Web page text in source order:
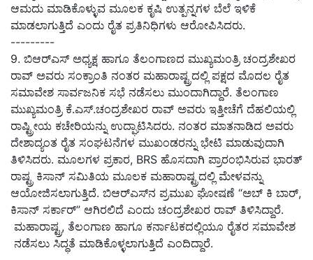
ಆಮದು ಮಾಡಿಕೊಳ್ಳುವ ಮೂಲಕ ಕೃಷಿ ಉತ್ಪನ್ನಗಳ ಬೆಲೆ ಇಳಿಕೆ
ಮಾಡಲಾಗುತ್ತಿದೆ ಎಂದು ರೈತ ಪ್ರತಿನಿಧಿಗಳು ಆರೋಪಿಸಿದರು.
---------
9. ಬಿಆರ್‌ಎಸ್ ಅಧ್ಯಕ್ಷ ಹಾಗೂ ತೆಲಂಗಾಣದ ಮುಖ್ಯಮಂತ್ರಿ ಚಂದ್ರಶೇಖರ
ರಾವ್ ಅವರು ಸಂಕ್ರಾಂತಿ ನಂತರ ಮಹಾರಾಷ್ಟ್ರದಲ್ಲಿ ಪಕ್ಷದ ಮೊದಲ ರೈತ
ಸಮಾವೇಶ ಸಾರ್ವಜನಿಕ ಸಭೆ ನಡೆಸಲು ಮುಂದಾಗಿದ್ದಾರೆ. ತೆಲಂಗಾಣ
ಮುಖ್ಯಮಂತ್ರಿ ಕೆ.ಎಸ್.ಚಂದ್ರಶೇಖರ ರಾವ್ ಅವರು ಇತ್ತೀಚೆಗೆ ದೆಹಲಿಯಲ್ಲಿ
ರಾಷ್ಟ್ರೀಯ ಕಚೇರಿಯನ್ನು ಉದ್ಘಾಟಿಸಿದರು. ನಂತರ ಮಾತನಾಡಿದ ಅವರು
ದೇಶಾದ್ಯಂತ ರೈತ ಸಂಘಟನೆಗಳ ಮುಖಂಡರನ್ನು ಭೇಟಿ ಮಾಡುವುದಾಗಿ
ತಿಳಿಸಿದರು. ಮೂಲಗಳ ಪ್ರಕಾರ, BRS ಹೊಸದಾಗಿ ಪ್ರಾರಂಭಿಸಿರುವ ಭಾರತ್
ರಾಷ್ಟ್ರ ಕಿಸಾನ್ ಸಮಿತಿಯ ಮೂಲಕ ಮಹಾರಾಷ್ಟ್ರದಲ್ಲಿ ಮೇಳವನ್ನು
ಆಯೋಜಿಸಲಾಗುತ್ತಿದೆ. ಬಿಆರ್‌ಎಸ್‌ನ ಪ್ರಮುಖ ಘೋಷಣೆ “ಅಬ್ ಕಿ ಬಾರ್,
ಕಿಸಾನ್ ಸರ್ಕಾರ್” ಆಗಿರಲಿದೆ ಎಂದು ಚಂದ್ರಶೇಖರ ರಾವ್ ತಿಳಿಸಿದ್ದಾರೆ.
ಮಹಾರಾಷ್ಟ್ರ, ತೆಲಂಗಾಣ ಹಾಗೂ ಕರ್ನಾಟಕದಲ್ಲಿಯೂ ರೈತರ ಸಮಾವೇಶ
ನಡೆಸಲು ಸಿದ್ಧತೆ ಮಾಡಿಕೊಳ್ಳಲಾಗುತ್ತಿದೆ ಎಂದಿದ್ದಾರೆ.